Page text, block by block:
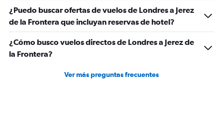
¿Puedo buscar ofertas de vuelos de Londres a Jerez
de la Frontera que incluyan reservas de hotel?
¿Cómo busco vuelos directos de Londres a Jerez de
la Frontera?
Ver más preguntas frecuentes